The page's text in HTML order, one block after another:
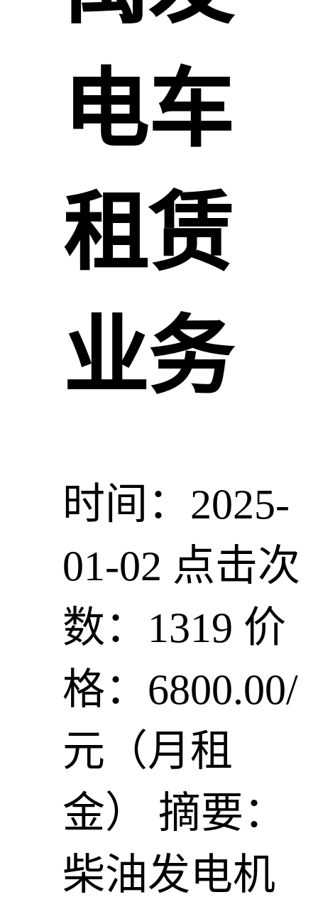
电车
租赁
业务
时间：2025-
01-02 点击次
数：1319 价
格：6800.00/
元（月租
金）
摘要：
柴油发电机